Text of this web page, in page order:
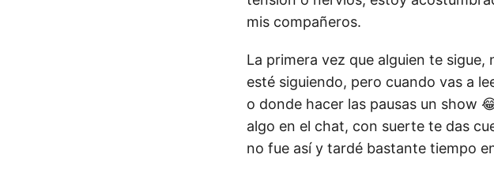
mis compañeros.
La primera vez que alguien te
esté siguiendo, pero cuando vas a
o donde hacer las pausas un show
algo en el chat, con suerte te das
no fue así y tardé bastante tiempo